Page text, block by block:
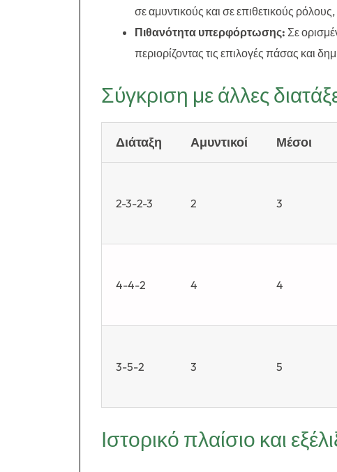
σε αμυντικούς και σε επιθετικούς
Πιθανότητα υπερφόρτωσης: Σε
περιορίζοντας τις επιλογές πάσας και
Σύγκριση με άλλες
Διάταξη Αμυντικοί Μέσοι
2-3-2-3 2 3
4-4-2 4 4
3-5-2 3 5
Ιστορικό πλαίσιο και